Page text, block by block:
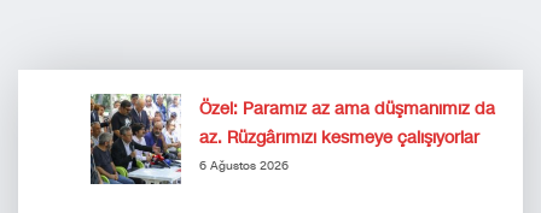
Özel: Paramız az ama düşmanımız da
az. Rüzgârımızı kesmeye çalışıyorlar
6 Ağustos 2026